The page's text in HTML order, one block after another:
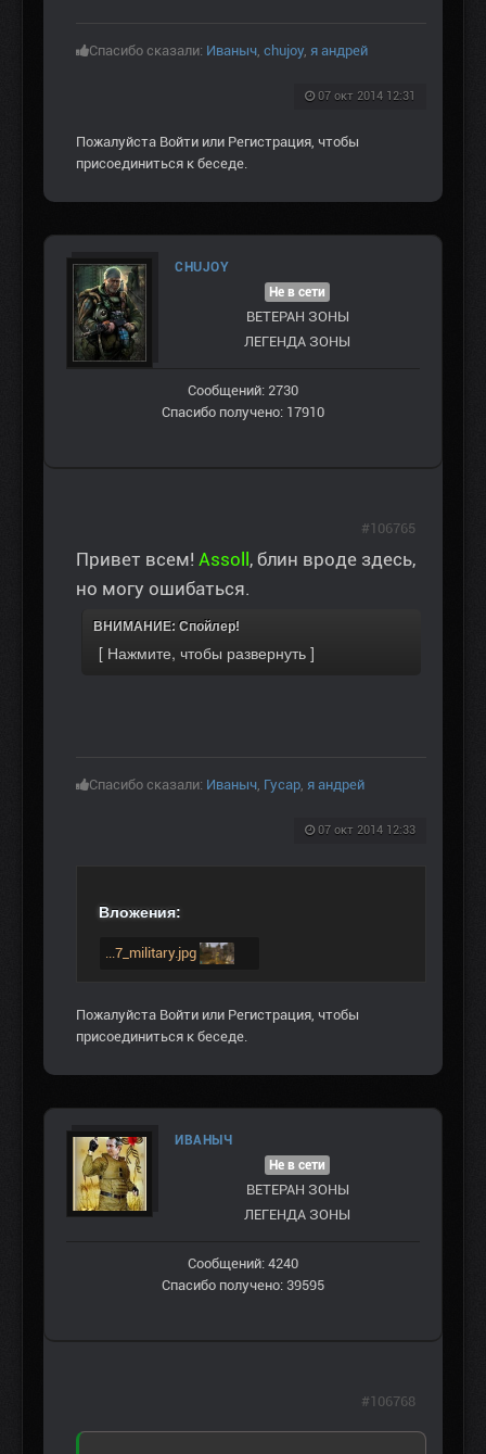
Спасибо сказали: Иваныч chujoy я андрей
07 окт 2014 12:31
Пожалуйста Войти или Регистрация , чтобы
присоединиться к беседе.
CHUJOY
Не в сети
ВЕТЕРАН ЗOНЫ
ЛЕГЕНДА ЗОНЫ
Сообщений: 2730
Спасибо получено: 17910
Привет всем! Assoll, блин вроде здесь,
но могу ошибаться.
ВНИМАНИЕ: Спойлер!
Спасибо сказали: Иваныч Гусар я андрей
07 окт 2014 12:33
#106765
Вложения:
...7_military.jpg
Пожалуйста Войти или Регистрация, чтобы
присоединиться к беседе.
ИВАНЫЧ
Не в сети
ВЕТЕРАН ЗOНЫ
ЛЕГЕНДА ЗОНЫ
Сообщений: 4240
Спасибо получено: 39595
#106768